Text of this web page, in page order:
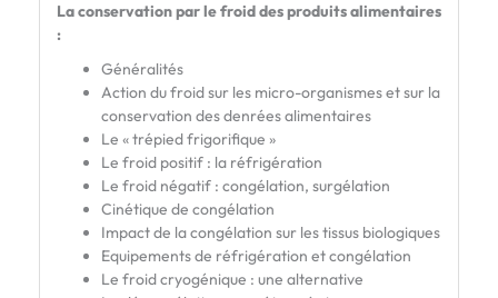
La conservation par le froid des produits alimentaires
:
Généralités
Action du froid sur les micro-organismes et sur la
conservation des denrées alimentaires
Le « trépied frigorifique »
Le froid positif : la réfrigération
Le froid négatif : congélation, surgélation
Cinétique de congélation
Impact de la congélation sur les tissus biologiques
Equipements de réfrigération et congélation
Le froid cryogénique : une alternative